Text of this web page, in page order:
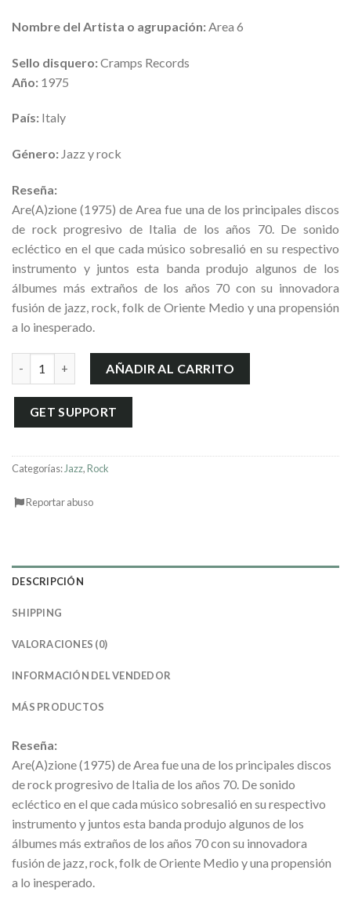
Nombre del Artista o agrupación:Area 6
Sello disquero:Cramps Records
Año: 1975
País: Italy
Género: Jazz y rock
Reseña:
Are(A)zione (1975) deArea fue una de los principales discos
de rock progresivo de Italia de los años 70. De sonido
ecléctico en el que cada músico sobresalió en su respectivo
instrumento y juntos esta banda produjo algunos de los
álbumes más extraños de los años 70 con su innovadora
fusión de jazz, rock, folk de Oriente Medio y una propensión
a lo inesperado.
Are(A)zione cantidadAÑADIR AL CARRITO
GET SUPPORT
Categorías:Jazz,Rock
Reportar abuso
DESCRIPCIÓN
SHIPPING
VALORACIONES (0)
INFORMACIÓN DEL VENDEDOR
MÁS PRODUCTOS
Reseña:
Are(A)zione (1975) deArea fue una de los principales discos
de rock progresivo de Italia de los años 70. De sonido
ecléctico en el que cada músico sobresalió en su respectivo
instrumento y juntos esta banda produjo algunos de los
álbumes más extraños de los años 70 con su innovadora
fusión de jazz, rock, folk de Oriente Medio y una propensión
a lo inesperado.